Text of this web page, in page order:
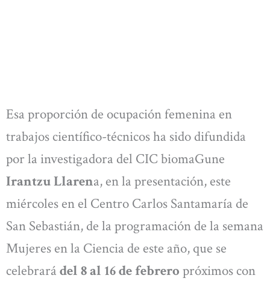
Esa proporción de ocupación femenina en
trabajos científico-técnicos ha sido difundida
por la investigadora del CIC biomaGune
Irantzu Llarena, en la presentación, este
miércoles en el Centro Carlos Santamaría de
San Sebastián, de la programación de la semana
Mujeres en la Ciencia de este año, que se
celebrará del 8 al 16 de febrero próximos con